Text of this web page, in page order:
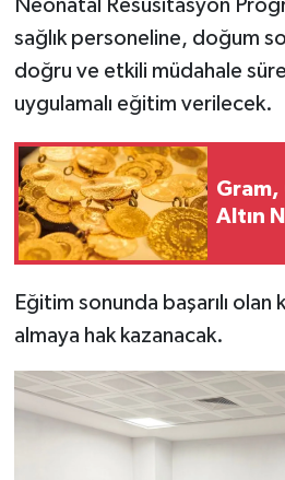
Neonatal Resüsitasyon
sağlık personeline, doğum
doğru ve etkili müdahale
uygulamalı eğitim verilecek.
Gram,
Altın
Eğitim sonunda başarılı olan
almaya hak kazanacak.